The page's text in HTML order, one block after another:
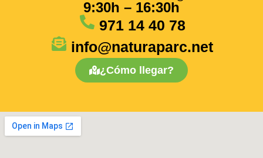
9:30h – 16:30h
971 14 40 78
info@naturaparc.net
¿Cómo llegar?